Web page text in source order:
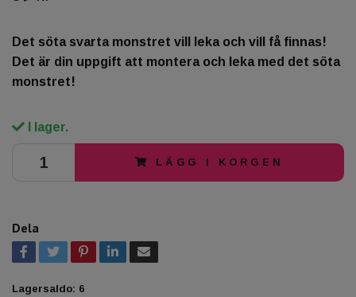
Det söta svarta monstret vill leka och vill få finnas!
Det är din uppgift att montera och leka med det söta
monstret!
I lager.
LÄGG I KORGEN
Dela
Lagersaldo: 6